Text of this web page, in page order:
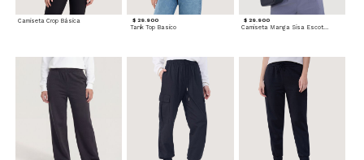
Camiseta Crop Básica $ 29.900
Tank Top Basico
$ 29.900